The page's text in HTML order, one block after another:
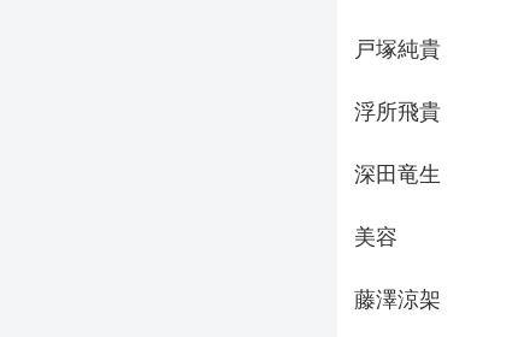
戸塚純貴
浮所飛貴
深田竜生
美容
藤澤涼架